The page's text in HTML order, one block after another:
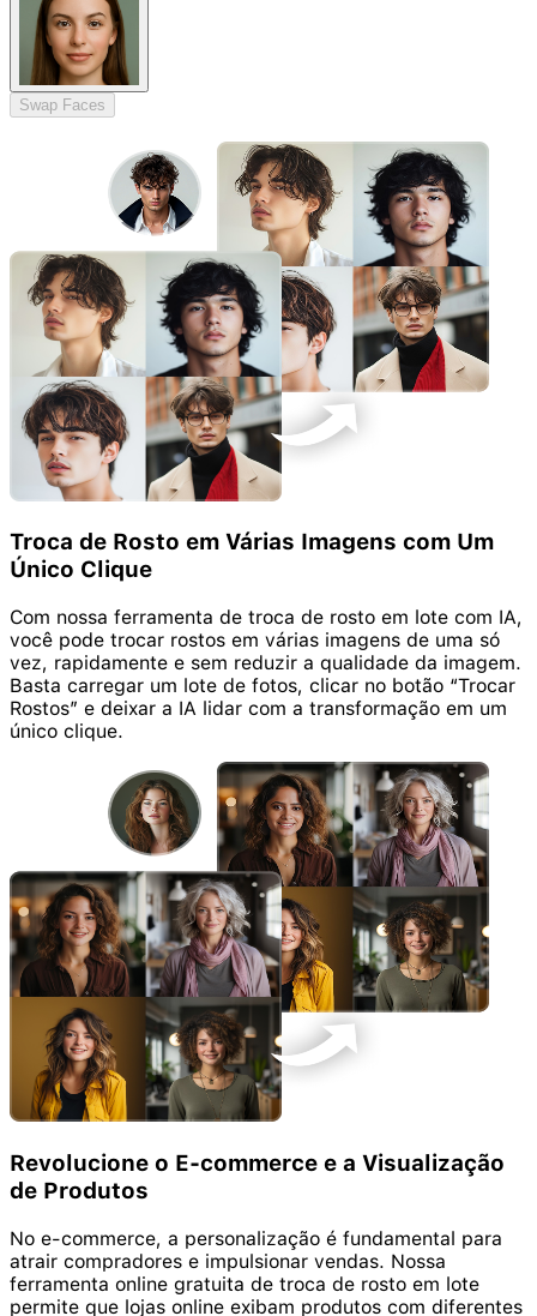
Swap Faces
Troca de Rosto em Várias Imagens com Um
Único Clique
Com nossa ferramenta de troca de rosto em lote com IA,
você pode trocar rostos em várias imagens de uma só
vez, rapidamente e sem reduzir a qualidade da imagem.
Basta carregar um lote de fotos, clicar no botão “Trocar
Rostos” e deixar a IA lidar com a transformação em um
único clique.
Revolucione o E-commerce e a Visualização
de Produtos
No e-commerce, a personalização é fundamental para
atrair compradores e impulsionar vendas. Nossa
ferramenta online gratuita de troca de rosto em lote
permite que lojas online exibam produtos com diferentes